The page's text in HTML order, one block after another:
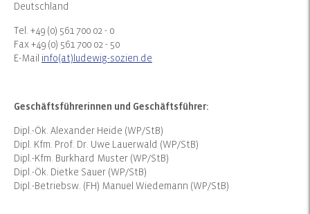
Deutschland
Tel. +49 (0) 561 700 02 - 0
Fax +49 (0) 561 700 02 - 50
E-Mail info(at)ludewig-sozien.de
Geschäftsführerinnen und Geschäftsführer:
Dipl.-Ök. Alexander Heide (WP/StB)
Dipl. Kfm. Prof. Dr. Uwe Lauerwald (WP/StB)
Dipl.-Kfm. Burkhard Muster (WP/StB)
Dipl.-Ök. Dietke Sauer (WP/StB)
Dipl.-Betriebsw. (FH) Manuel Wiedemann (WP/StB)